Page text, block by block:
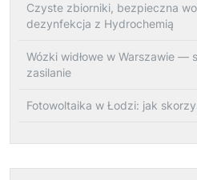
Czyste zbiorniki, bezpieczna
dezynfekcja z Hydrochemią
Wózki widłowe w Warszawie —
zasilanie
Fotowoltaika w Łodzi: jak